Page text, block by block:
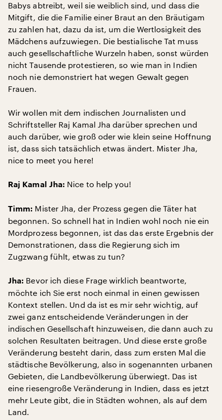
Babys abtreibt, weil sie weiblich sind, und dass die
Mitgift, die die Familie einer Braut an den Bräutigam
zu zahlen hat, dazu da ist, um die Wertlosigkeit des
Mädchens aufzuwiegen. Die bestialische Tat muss
auch gesellschaftliche Wurzeln haben, sonst würden
nicht Tausende protestieren, so wie man in Indien
noch nie demonstriert hat wegen Gewalt gegen
Frauen.
Wir wollen mit dem indischen Journalisten und
Schriftsteller Raj Kamal Jha darüber sprechen und
auch darüber, wie groß oder wie klein seine Hoffnung
ist, dass sich tatsächlich etwas ändert. Mister Jha,
nice to meet you here!
Raj Kamal Jha: Nice to help you!
Timm: Mister Jha, der Prozess gegen die Täter hat
begonnen. So schnell hat in Indien wohl noch nie ein
Mordprozess begonnen, ist das das erste Ergebnis der
Demonstrationen, dass die Regierung sich im
Zugzwang fühlt, etwas zu tun?
Jha: Bevor ich diese Frage wirklich beantworte,
möchte ich Sie erst noch einmal in einen gewissen
Kontext stellen. Und da ist es mir sehr wichtig, auf
zwei ganz entscheidende Veränderungen in der
indischen Gesellschaft hinzuweisen, die dann auch zu
solchen Resultaten beitragen. Und diese erste große
Veränderung besteht darin, dass zum ersten Mal die
städtische Bevölkerung, also in sogenannten urbanen
Gebieten, die Landbevölkerung überwiegt. Das ist
eine riesengroße Veränderung in Indien, dass es jetzt
mehr Leute gibt, die in Städten wohnen, als auf dem
Land.